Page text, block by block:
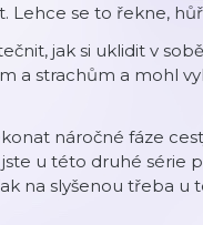
Lehce se to řekne,
jak si uklidit v
a strachům a mohl
náročné fáze
u této druhé série
na slyšenou třeba u